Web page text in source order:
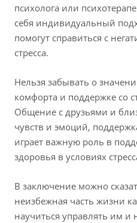
психолога или
себя индивидуальный
помогут справиться с
стресса.
Нельзя забывать о
комфорта и поддержке со
Общение с друзьями и
чувств и эмоций,
играет важную роль в
здоровья в условиях
В заключение можно
неизбежная часть жизни
научиться управлять им и